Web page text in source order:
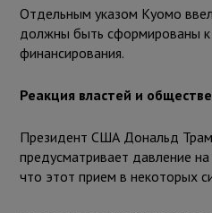
Отдельным указом Куомо
должны быть сформированы к
финансирования.
Реакция властей и
Президент США Дональд
предусматривает давление
что этот прием в некоторых